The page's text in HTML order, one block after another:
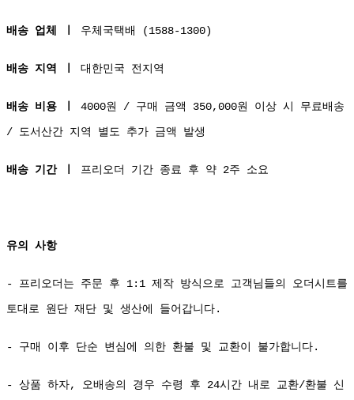
배송 업체 ㅣ 우체국택배 (1588-1300)
배송 지역 ㅣ 대한민국 전지역
배송 비용 ㅣ 4000원 / 구매 금액 350,000원 이상 시 무료배송
/ 도서산간 지역 별도 추가 금액 발생
배송 기간 ㅣ 프리오더 기간 종료 후 약 2주 소요
유의 사항
- 프리오더는 주문 후 1:1 제작 방식으로 고객님들의 오더시트를
토대로 원단 재단 및 생산에 들어갑니다.
- 구매 이후 단순 변심에 의한 환불 및 교환이 불가합니다.
- 상품 하자, 오배송의 경우 수령 후 24시간 내로 교환/환불 신